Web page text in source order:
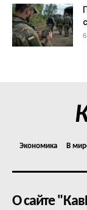
Экономика В
О сайте